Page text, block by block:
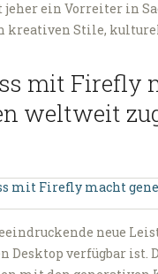
jeher ein Vorreiter in
kreativen Stile,
mit
weltweit
neue
Desktop verfügbar